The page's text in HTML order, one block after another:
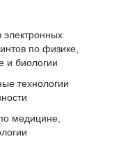
электронных
по физике,
и биологии
технологии
медицине,